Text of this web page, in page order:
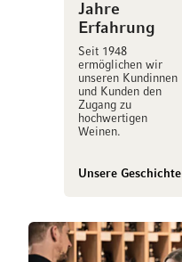
Jahre
Erfahrung
Seit 1948
ermöglichen wir
unseren Kundinnen
und Kunden den
Zugang zu
hochwertigen
Weinen.
Unsere Geschichte